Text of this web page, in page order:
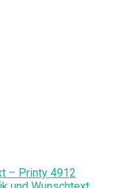
– Printy 4912